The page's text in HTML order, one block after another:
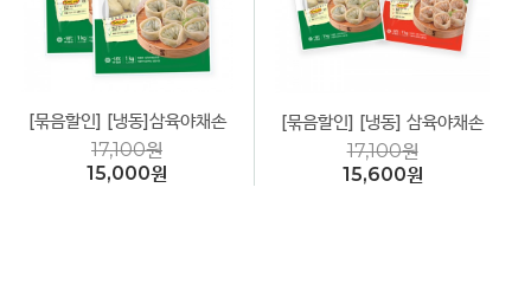
[묶음할인] [냉동]삼육야채손
만두(둥근형) 1kg *2봉 비건
(Vegan)
17,100원
15,000원
[묶음할인] [냉동] 삼육야채손
만두+김치손만두1kg*2봉 비
건(Vegan)
17,100원
15,600원